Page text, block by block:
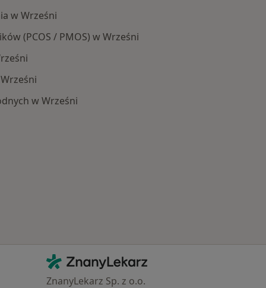
w Wrześni
(PCOS / PMOS) w Wrześni
w Wrześni
Kontakt
ZnanyLekarz - Strona główna
ZnanyLekarz Sp. z o.o.